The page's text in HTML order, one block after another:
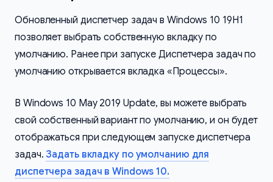
Обновленный диспетчер задач в Windows 10 19H1
позволяет выбрать собственную вкладку по
умолчанию. Ранее при запуске Диспетчера задач по
умолчанию открывается вкладка «Процессы».
В Windows 10 May 2019 Update, вы можете выбрать
свой собственный вариант по умолчанию, и он будет
отображаться при следующем запуске диспетчера
задач.Задать вкладку по умолчанию для
диспетчера задач в Windows 10.